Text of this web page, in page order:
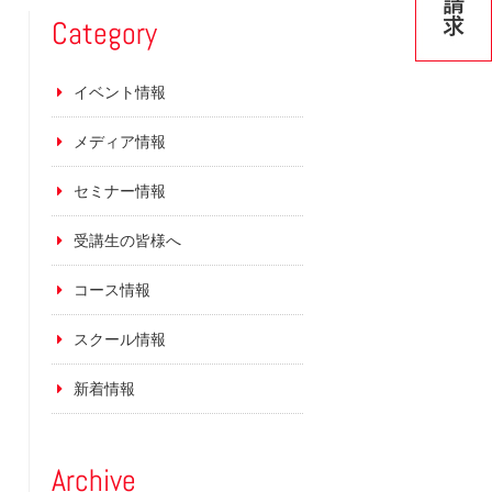
Category
イベント情報
メディア情報
セミナー情報
受講生の皆様へ
コース情報
スクール情報
新着情報
Archive